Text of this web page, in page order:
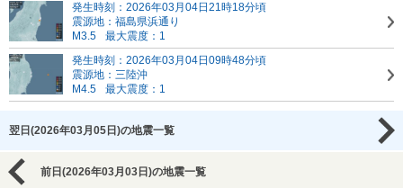
発生時刻：2026年03月04日21時18分頃
震源地：福島県浜通り
M3.5
最大震度：1
発生時刻：2026年03月04日09時48分頃
震源地：三陸沖
M4.5
最大震度：1
翌日(2026年03月05日)の地震一覧
前日(2026年03月03日)の地震一覧